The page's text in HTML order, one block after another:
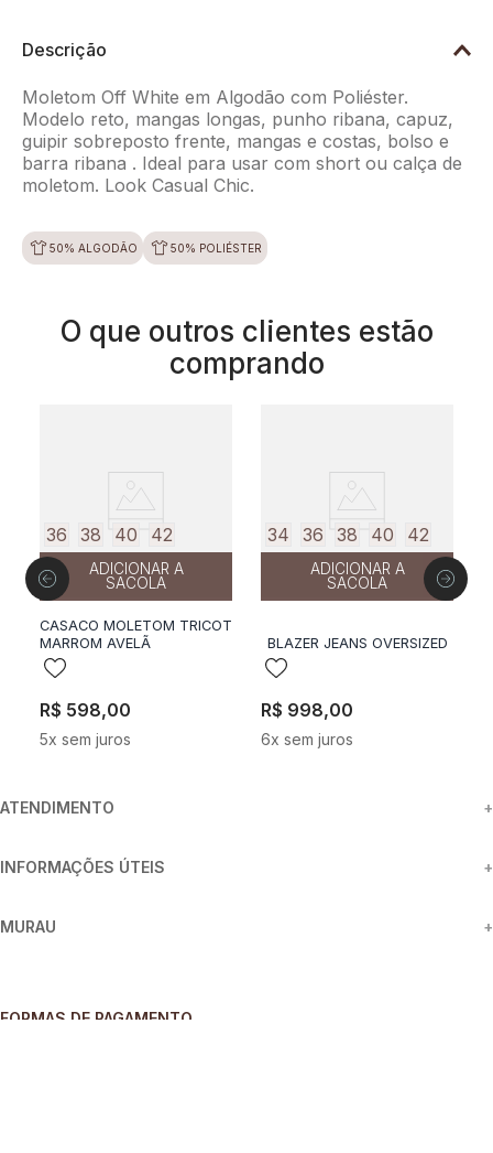
Descrição
Moletom Off White em Algodão com Poliéster.
Modelo reto, mangas longas, punho ribana, capuz,
guipir sobreposto frente, mangas e costas, bolso e
barra ribana . Ideal para usar com short ou calça de
moletom. Look Casual Chic.
50% ALGODÃO 50% POLIÉSTER
O que outros clientes estão
comprando
36 38 40 42
ADICIONAR A
SACOLA
CASACO MOLETOM TRICOT
MARROM AVELÃ
R$ 598,00
5x sem juros
34 36 38 40 42
ADICIONAR A
SACOLA
BLAZER JEANS OVERSIZED
R$ 998,00
6x sem juros
ATENDIMENTO +
INFORMAÇÕES ÚTEIS +
MURAU +
FORMAS DE PAGAMENTO